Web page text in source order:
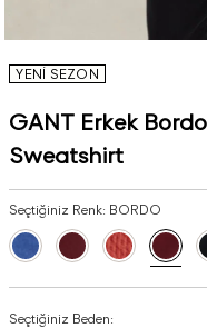
YENİ SEZON
GANT Erkek
Sweatshirt
Seçtiğiniz Renk: BORDO
Seçtiğiniz Beden: